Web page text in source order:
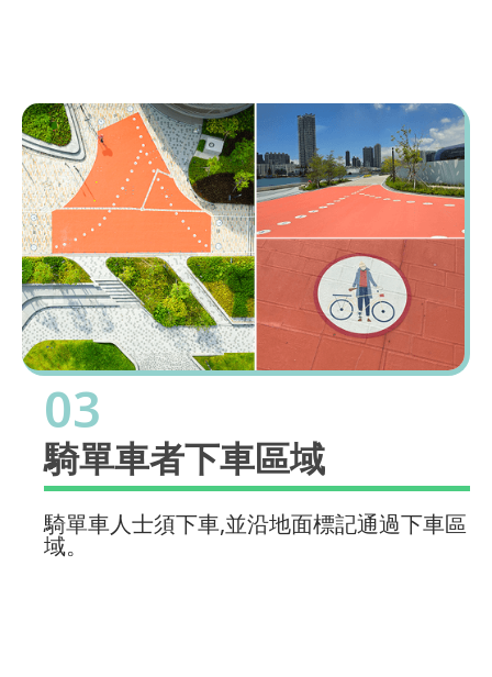
03
騎單車者下車區域
騎單車人士須下車,並沿地面標記通過下車區
域。